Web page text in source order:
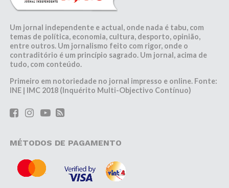
Um jornal independente e actual, onde nada é tabu, com
temas de política, economia, cultura, desporto, opinião,
entre outros. Um jornalismo feito com rigor, onde o
contraditório é um princípio sagrado. Um jornal, acima de
tudo, com conteúdo.
Primeiro em notoriedade no jornal impresso e online. Fonte:
INE | IMC 2018 (Inquérito Multi-Objectivo Contínuo)
MÉTODOS DE PAGAMENTO